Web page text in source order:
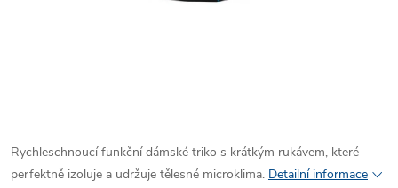
Rychleschnoucí funkční dámské triko s krátkým rukávem, které
perfektně izoluje a udržuje tělesné microklima. Detailní informace